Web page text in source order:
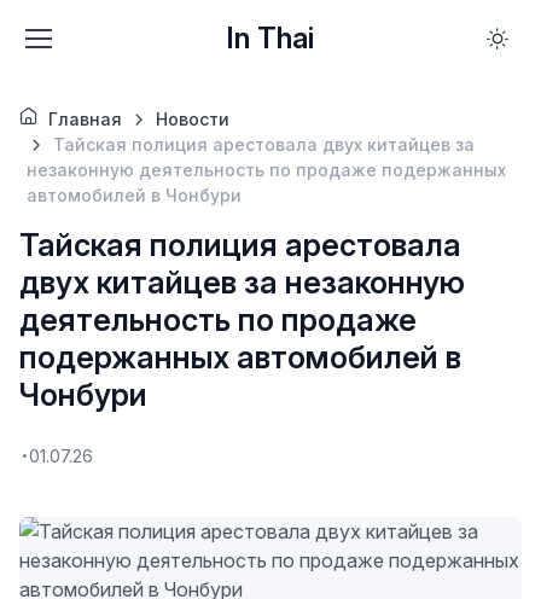
In Thai
Главная
Новости
Тайская полиция арестовала двух китайцев за
незаконную деятельность по продаже подержанных
автомобилей в Чонбури
Тайская полиция арестовала
двух китайцев за незаконную
деятельность по продаже
подержанных автомобилей в
Чонбури
01.07.26